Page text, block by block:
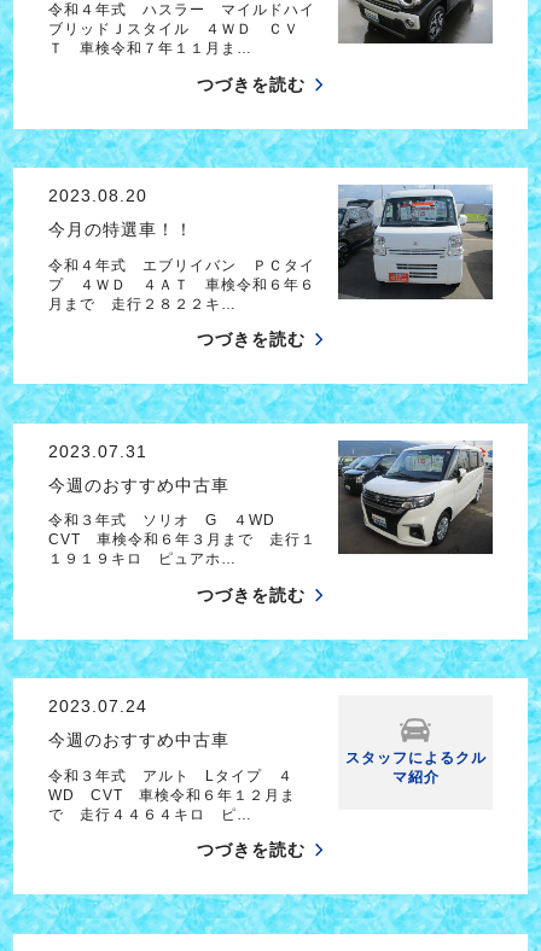
令和４年式 ハスラー マイルドハイ
ブリッドＪスタイル ４ＷＤ ＣＶ
Ｔ 車検令和７年１１月ま…
つづきを読む
2023.08.20
今月の特選車！！
令和４年式 エブリイバン ＰＣタイ
プ ４ＷＤ ４ＡＴ 車検令和６年６
月まで 走行２８２２キ…
つづきを読む
2023.07.31
今週のおすすめ中古車
令和３年式 ソリオ G ４WD
CVT 車検令和６年３月まで 走行１
１９１９キロ ピュアホ…
つづきを読む
2023.07.24
今週のおすすめ中古車
令和３年式 アルト Lタイプ ４
WD CVT 車検令和６年１２月ま
で 走行４４６４キロ ピ…
つづきを読む
スタッフによるクル
マ紹介